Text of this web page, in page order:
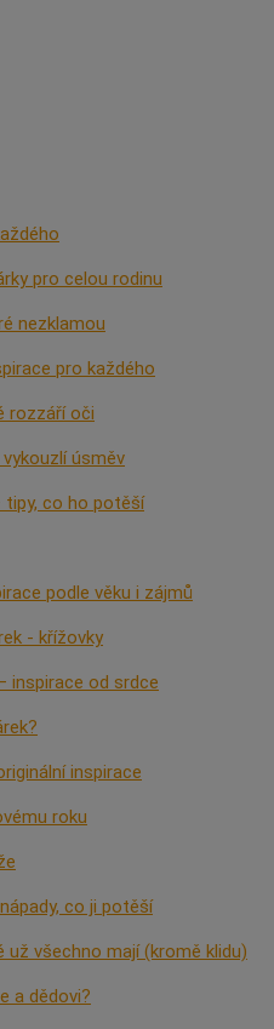
pro celou rodinu
nezklamou
pro každého
rozzáří oči
úsměv
tipy, co ho potěší
podle věku i zájmů
- křížovky
inspirace od srdce
inspirace
roku
co ji potěší
už všechno mají (kromě klidu)
a dědovi?